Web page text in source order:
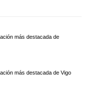
más destacada de
más destacada de Vigo